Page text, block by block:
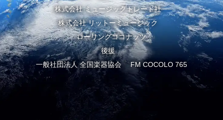
株式会社 ミュージックトレード社
株式会社 リットーミュージック
ローリングココナッツ
後援
一般社団法人 全国楽器協会 FM COCOLO 765